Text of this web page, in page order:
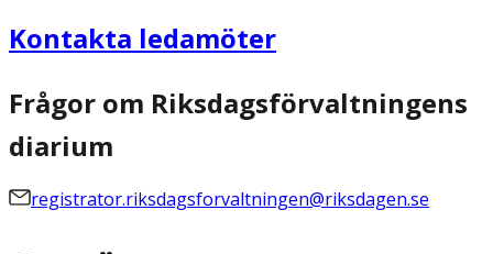
Kontakta ledamöter
Frågor om Riksdagsförvaltningens
diarium
registrator.riksdagsforvaltningen@riksdagen.se